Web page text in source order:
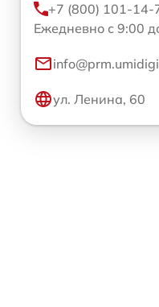
+7 (800) 101-14-
Ежедневно с 9:00
ул. Ленина, 60